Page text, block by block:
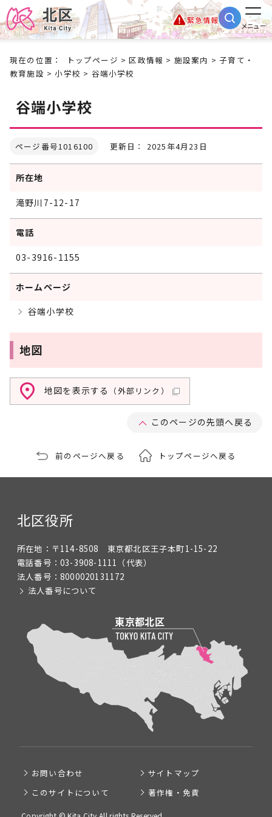
緊急情報
メニュー
現在の位置： トップページ >区政情報 > 施設案内 >子育て・
教育施設 >小学校 > 谷端小学校
谷端小学校
ページ番号1016100 更新日： 2025年4月23日
所在地
滝野川7-12-17
電話
03-3916-1155
ホームページ
谷端小学校
地図
地図を表示する （外部リンク）
このページの先頭へ戻る
前のページへ戻る トップページへ戻る
北区役所
所在地： 〒114-8508 東京都北区王子本町1-15-22
電話番号： 03-3908-1111 （代表）
法人番号： 8000020131172
法人番号について
お問い合わせ
サイトマップ
このサイトについて
著作権・免責